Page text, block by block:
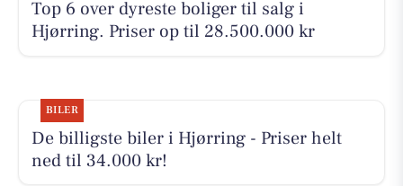
Top 6 over dyreste boliger til salg i
Hjørring. Priser op til 28.500.000 kr
BILER
De billigste biler i Hjørring - Priser helt
ned til 34.000 kr!